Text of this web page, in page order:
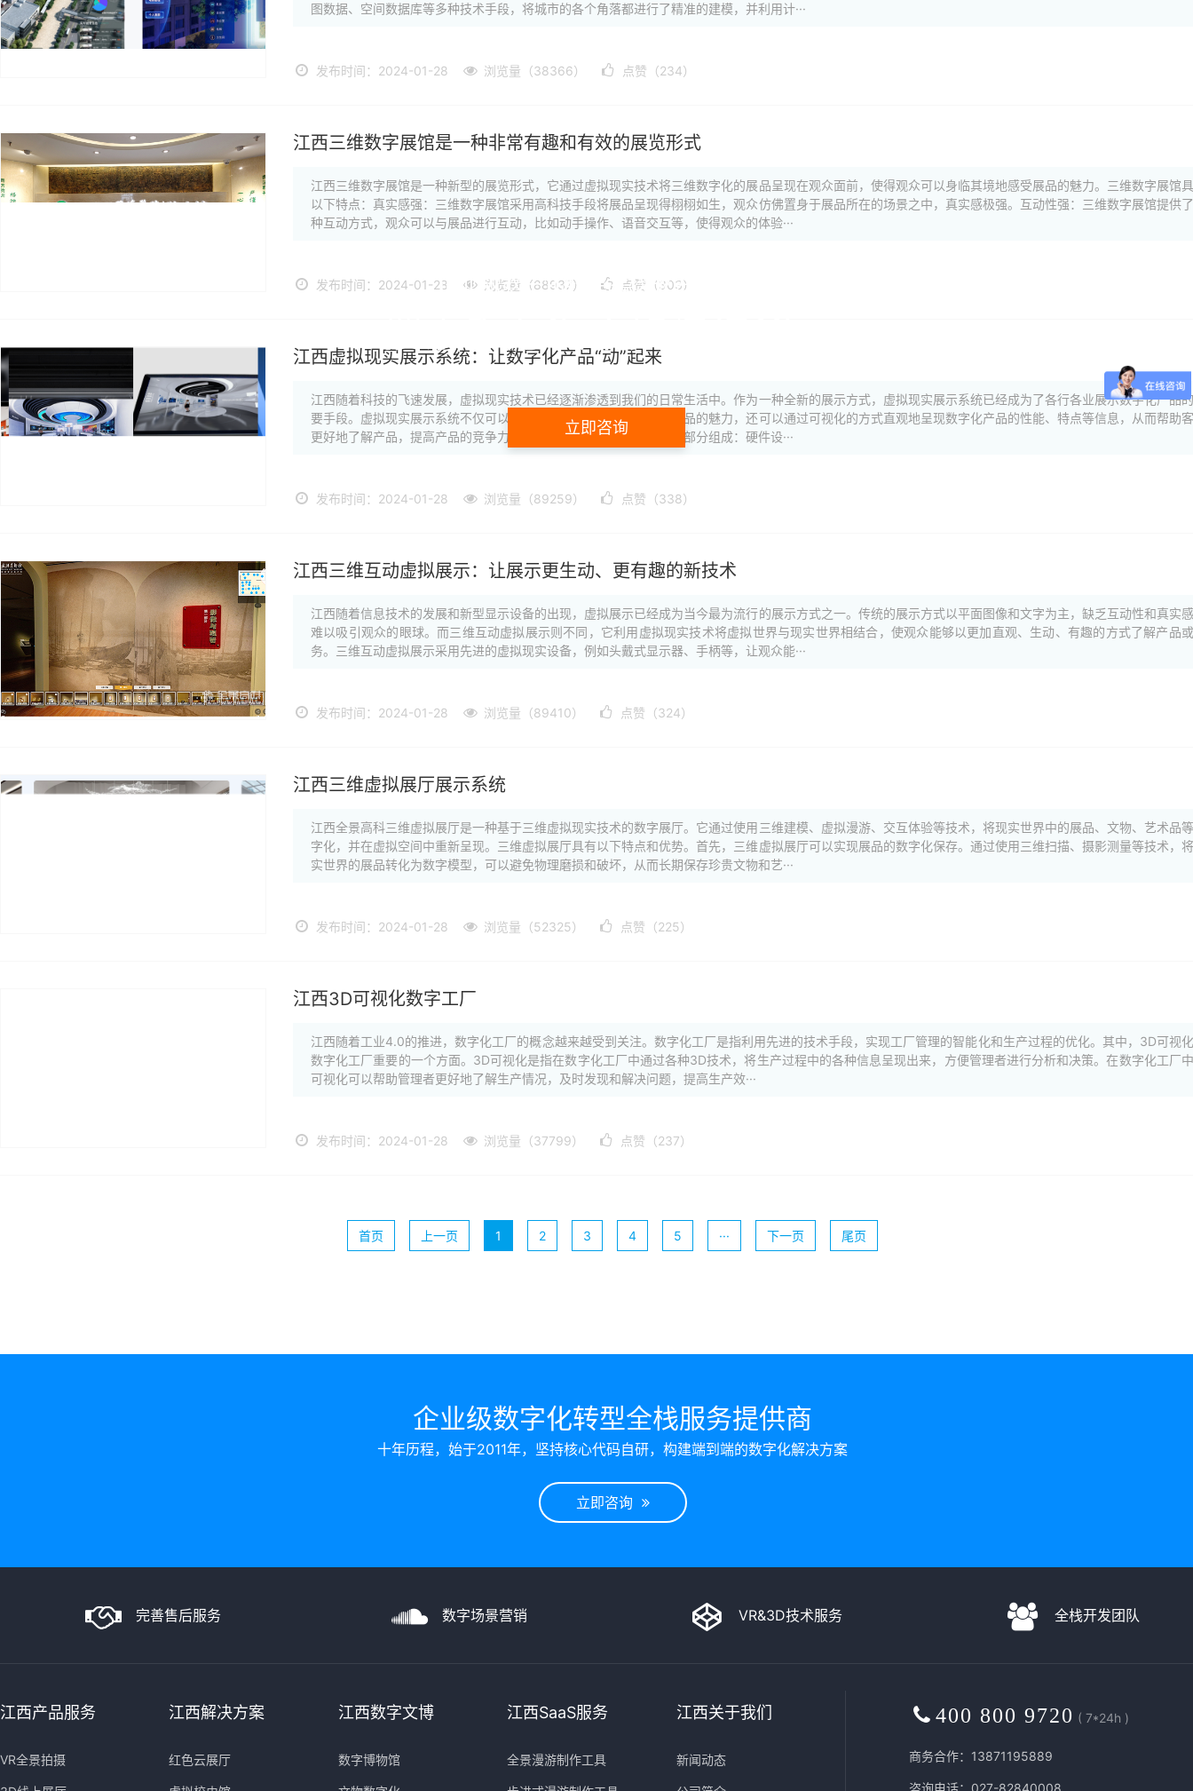
图数据、空间数据库等多种技术手段，将城市的各个角落都进行了精准的建模，并利用计···
发布时间：2024-01-28 浏览量（38366） 点赞（234）
江西三维数字展馆是一种非常有趣和有效的展览形式
江西三维数字展馆是一种新型的展览形式，它通过虚拟现实技术将三维数字化的展品呈现在观众面前，使得观众可以身临其境地感受展品的魅力。三维数字展馆
以下特点：真实感强：三维数字展馆采用高科技手段将展品呈现得栩栩如生，观众仿佛置身于展品所在的场景之中，真实感极强。互动性强：三维数字展馆提供
种互动方式，观众可以与展品进行互动，比如动手操作、语音交互等，使得观众的体验···
发布时间：2024-01-28 浏览量（88937） 点赞（303）
江西虚拟现实展示系统：让数字化产品“动”起来
江西随着科技的飞速发展，虚拟现实技术已经逐渐渗透到我们的日常生活中。作为一种全新的展示方式，虚拟现实展示系统已经成为了各行各业展示数字化产品
要手段。虚拟现实展示系统不仅可以让观众身临其境地感受数字化产品的魅力，还可以通过可视化的方式直观地呈现数字化产品的性能、特点等信息，从而帮助
更好地了解产品，提高产品的竞争力。虚拟现实展示系统通常由三个部分组成：硬件设···
发布时间：2024-01-28 浏览量（89259） 点赞（338）
江西三维互动虚拟展示：让展示更生动、更有趣的新技术
江西随着信息技术的发展和新型显示设备的出现，虚拟展示已经成为当今最为流行的展示方式之一。传统的展示方式以平面图像和文字为主，缺乏互动性和真实
难以吸引观众的眼球。而三维互动虚拟展示则不同，它利用虚拟现实技术将虚拟世界与现实世界相结合，使观众能够以更加直观、生动、有趣的方式了解产品
务。三维互动虚拟展示采用先进的虚拟现实设备，例如头戴式显示器、手柄等，让观众能···
发布时间：2024-01-28 浏览量（89410） 点赞（324）
江西三维虚拟展厅展示系统
江西全景高科三维虚拟展厅是一种基于三维虚拟现实技术的数字展厅。它通过使用三维建模、虚拟漫游、交互体验等技术，将现实世界中的展品、文物、艺术品
字化，并在虚拟空间中重新呈现。三维虚拟展厅具有以下特点和优势。首先，三维虚拟展厅可以实现展品的数字化保存。通过使用三维扫描、摄影测量等技术，
实世界的展品转化为数字模型，可以避免物理磨损和破坏，从而长期保存珍贵文物和艺···
发布时间：2024-01-28 浏览量（52325） 点赞（225）
江西3D可视化数字工厂
江西随着工业4.0的推进，数字化工厂的概念越来越受到关注。数字化工厂是指利用先进的技术手段，实现工厂管理的智能化和生产过程的优化。其中，3D可视
数字化工厂重要的一个方面。3D可视化是指在数字化工厂中通过各种3D技术，将生产过程中的各种信息呈现出来，方便管理者进行分析和决策。在数字化工厂
可视化可以帮助管理者更好地了解生产情况，及时发现和解决问题，提高生产效···
发布时间：2024-01-28 浏览量（37799） 点赞（237）
首页 上一页 1 2 3 4 5 ··· 下一页 尾页
企业级数字化转型全栈服务提供商
十年历程，始于2011年，坚持核心代码自研，构建端到端的数字化解决方案
立即咨询
完善售后服务 数字场景营销 VR&3D技术服务 全栈开发团队
江西产品服务
VR全景拍摄
江西解决方案
红色云展厅
江西数字文博
数字博物馆
江西SaaS服务
全景漫游制作工具
江西关于我们
新闻动态
400 800 9720 ( 7*24h )
商务合作：13871195889
咨询电话：027-82840008
企业级数字化转型全栈服务提供商
立即咨询